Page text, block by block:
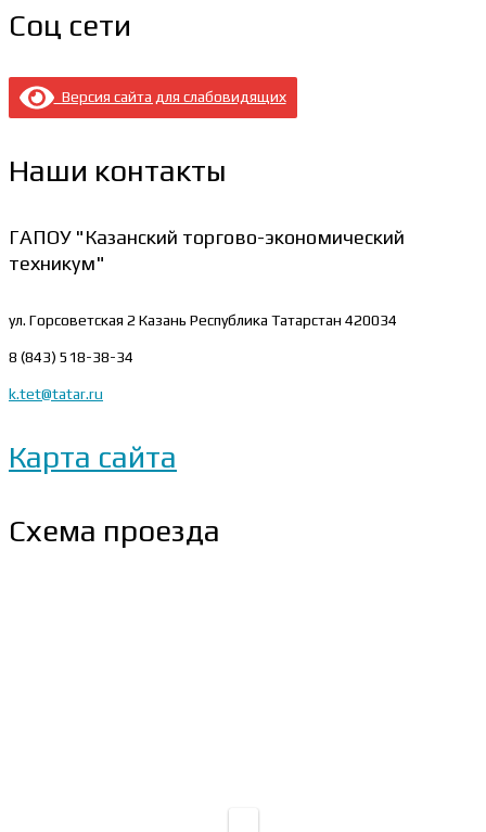
Соц сети
Версия сайта для слабовидящих
Наши контакты
ГАПОУ "Казанский торгово-экономический
техникум"
ул. Горсоветская 2 Казань Республика Татарстан 420034
8 (843) 518-38-34
k.tet@tatar.ru
Карта сайта
Схема проезда